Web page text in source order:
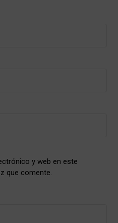
y web en este
que comente.